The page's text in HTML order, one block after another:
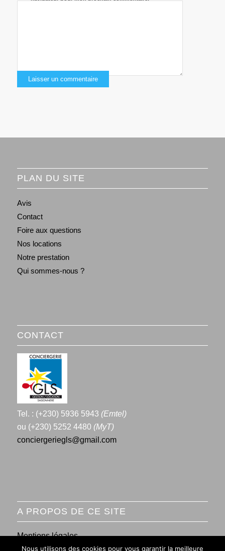
PLAN DU SITE
Avis
Contact
Foire aux questions
Nos locations
Notre prestation
Qui sommes-nous ?
CONTACT
Tel. : (+230) 5936 5943 (Emtel)
ou (+230) 5252 4480 (MyT)
conciergeriegls@gmail.com
A PROPOS DE CE SITE
Mentions légales
Nous utilisons des cookies pour vous garantir la meilleure